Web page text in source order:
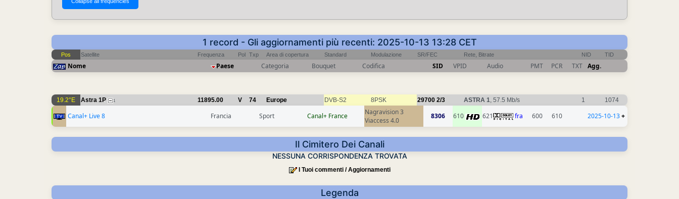
1 record - Gli aggiornamenti più recenti: 2025-10-13 13:28 CET
Pos Satellite Frequenza Pol Txp Area di copertura Standard Modulazione SR/FEC Rete, Bitrate NID TID
Nome Paese Categoria Bouquet Codifica SID VPID Audio PMT PCR TXT Agg.
19.2°E Astra 1P 1 11895.00 V 74 Europe DVB-S2 8PSK 29700 2/3 ASTRA 1, 57.5 Mb/s 1 1074
Canal+ Live 8 Francia Sport Canal+ France
Nagravision 3
Viaccess 4.0
8306 610 621 fra 600 610 2025-10-13+
Il Cimitero Dei Canali
NESSUNA CORRISPONDENZA TROVATA
I Tuoi commenti / Aggiornamenti
Legenda